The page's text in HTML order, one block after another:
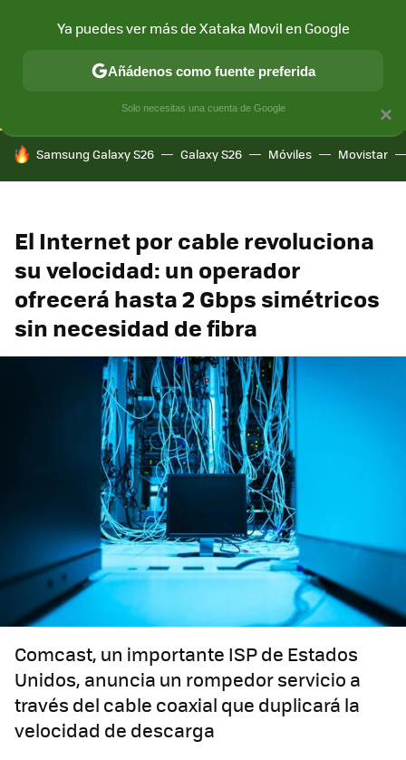
CONECTIVIDAD MÓVIL Y SOCIEDAD APLICACIONES
HOY SE HABLA DE
Samsung Galaxy S26 Galaxy S26 Móviles Movistar
El Internet por cable revoluciona
su velocidad: un operador
ofrecerá hasta 2 Gbps simétricos
sin necesidad de fibra
Comcast, un importante ISP de Estados
Unidos, anuncia un rompedor servicio a
través del cable coaxial que duplicará la
velocidad de descarga
×
Ya puedes ver más de Xataka Movil en Google
Añádenos como fuente preferida
Solo necesitas una cuenta de Google